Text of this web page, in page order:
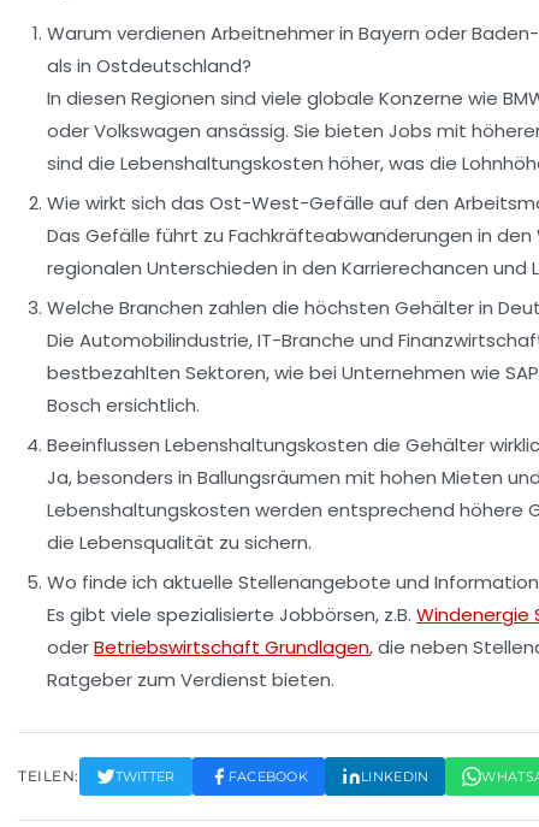
Warum verdienen Arbeitnehmer in Bayern oder
als in Ostdeutschland?
In diesen Regionen sind viele globale Konzerne wie
oder Volkswagen ansässig. Sie bieten Jobs mit
sind die Lebenshaltungskosten höher, was die
Wie wirkt sich das Ost-West-Gefälle auf den
Das Gefälle führt zu Fachkräfteabwanderungen in
regionalen Unterschieden in den Karrierechancen und
Welche Branchen zahlen die höchsten Gehälter in
Die Automobilindustrie, IT-Branche und
bestbezahlten Sektoren, wie bei Unternehmen wie
Bosch ersichtlich.
Beeinflussen Lebenshaltungskosten die Gehälter
Ja, besonders in Ballungsräumen mit hohen Mieten
Lebenshaltungskosten werden entsprechend höhere
die Lebensqualität zu sichern.
Wo finde ich aktuelle Stellenangebote und
Es gibt viele spezialisierte Jobbörsen, z.B. Windenergie
oderBetriebswirtschaft Grundlagen, die neben
Ratgeber zum Verdienst bieten.
TEILEN: TWITTER FACEBOOK LINKEDIN